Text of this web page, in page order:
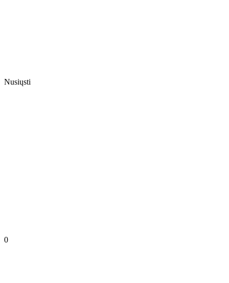
Nusiųsti
0